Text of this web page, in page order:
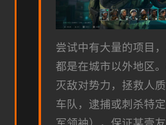
尝试中有大量的项目
都是在城市以外地区
灭敌对势力，拯救人
车队，逮捕或刺杀特